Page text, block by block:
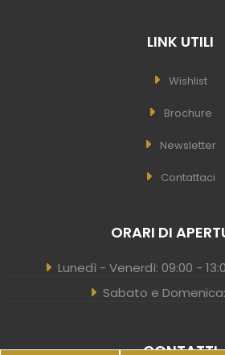
LINK UTILI
Wishlist
Brochure
Newsletter
Contattaci
ORARI DI
Lunedì - Venerdì: 09:00 -
Sabato e
CONTATTI